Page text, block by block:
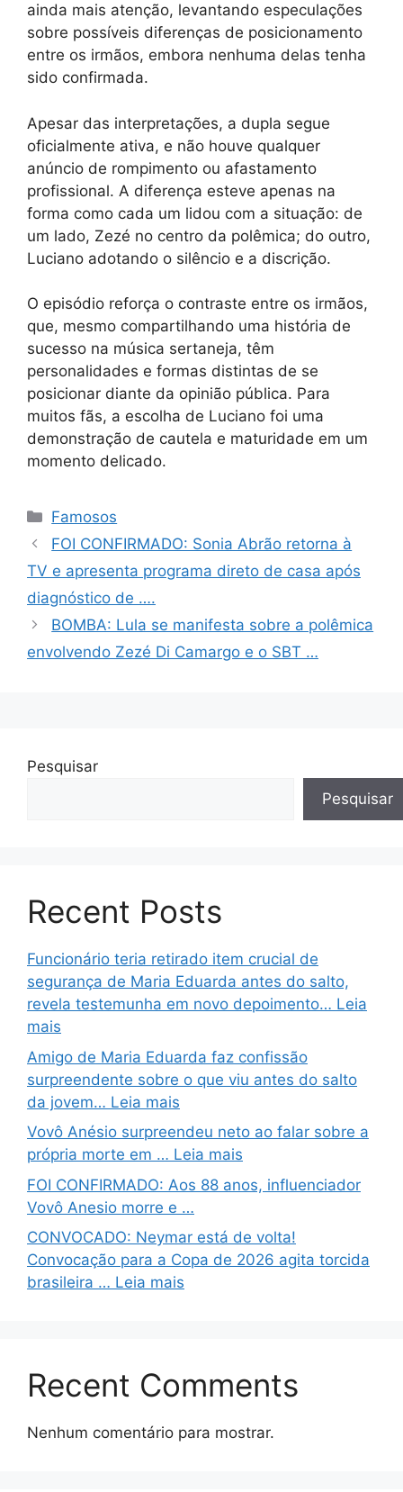
ainda mais atenção, levantando especulações
sobre possíveis diferenças de posicionamento
entre os irmãos, embora nenhuma delas tenha
sido confirmada.
Apesar das interpretações, a dupla segue
oficialmente ativa, e não houve qualquer
anúncio de rompimento ou afastamento
profissional. A diferença esteve apenas na
forma como cada um lidou com a situação: de
um lado, Zezé no centro da polêmica; do outro,
Luciano adotando o silêncio e a discrição.
O episódio reforça o contraste entre os irmãos,
que, mesmo compartilhando uma história de
sucesso na música sertaneja, têm
personalidades e formas distintas de se
posicionar diante da opinião pública. Para
muitos fãs, a escolha de Luciano foi uma
demonstração de cautela e maturidade em um
momento delicado.
Categorias
Famosos
FOI CONFIRMADO: Sonia Abrão retorna à
TV e apresenta programa direto de casa após
diagnóstico de ….
BOMBA: Lula se manifesta sobre a polêmica
envolvendo Zezé Di Camargo e o SBT …
Pesquisar
Pesquisar
Recent Posts
Funcionário teria retirado item crucial de
segurança de Maria Eduarda antes do salto,
revela testemunha em novo depoimento… Leia
mais
Amigo de Maria Eduarda faz confissão
surpreendente sobre o que viu antes do salto
da jovem… Leia mais
Vovô Anésio surpreendeu neto ao falar sobre a
própria morte em … Leia mais
FOI CONFIRMADO: Aos 88 anos, influenciador
Vovô Anesio morre e …
CONVOCADO: Neymar está de volta!
Convocação para a Copa de 2026 agita torcida
brasileira … Leia mais
Recent Comments
Nenhum comentário para mostrar.